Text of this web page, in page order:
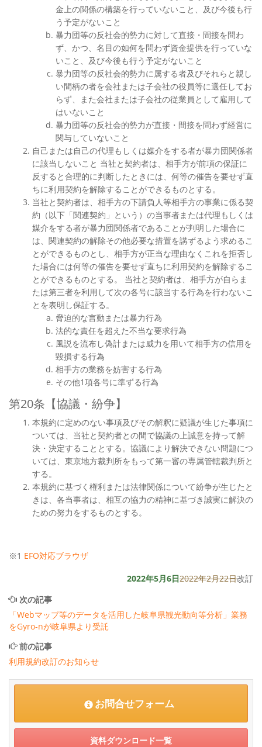
金上の関係の構築を行っていないこと、及び今後も行
う予定がないこと
暴力団等の反社会的勢力に対して直接・間接を問わ
ず、かつ、名目の如何を問わず資金提供を行っていな
いこと、及び今後も行う予定がないこと
暴力団等の反社会的勢力に属する者及びそれらと親し
い間柄の者を会社または子会社の役員等に選任してお
らず、また会社または子会社の従業員として雇用して
はいないこと
暴力団等の反社会的勢力が直接・間接を問わず経営に
関与していないこと
自己または自己の代理もしくは媒介をする者が暴力団関係者
に該当しないこと 当社と契約者は、相手方が前項の保証に
反すると合理的に判断したときには、何等の催告を要せず直
ちに利用契約を解除することができるものとする。
当社と契約者は、相手方の下請負人等相手方の事業に係る契
約（以下「関連契約」という）の当事者または代理もしくは
媒介をする者が暴力団関係者であることが判明した場合に
は、関連契約の解除その他必要な措置を講ずるよう求めるこ
とができるものとし、相手方が正当な理由なくこれを拒否し
た場合には何等の催告を要せず直ちに利用契約を解除するこ
とができるものとする。 当社と契約者は、相手方が自らま
たは第三者を利用して次の各号に該当する行為を行わないこ
とを表明し保証する。
脅迫的な言動または暴力行為
法的な責任を超えた不当な要求行為
風説を流布し偽計または威力を用いて相手方の信用を
毀損する行為
相手方の業務を妨害する行為
その他1項各号に準ずる行為
第20条【協議・紛争】
本規約に定めのない事項及びその解釈に疑議が生じた事項に
ついては、当社と契約者との間で協議の上誠意を持って解
決・決定することとする。協議により解決できない問題につ
いては、東京地方裁判所をもって第一審の専属管轄裁判所と
する。
本規約に基づく権利または法律関係について紛争が生じたと
きは、各当事者は、相互の協力の精神に基づき誠実に解決の
ための努力をするものとする。
※1 EFO対応ブラウザ
2022年5月6日2022年2月22日改訂
次の記事
「Webマップ等のデータを活用した岐阜県観光動向等分析」業務
をGyro-nが岐阜県より受託
前の記事
利用規約改訂のお知らせ
お問合せフォーム
資料ダウンロード一覧